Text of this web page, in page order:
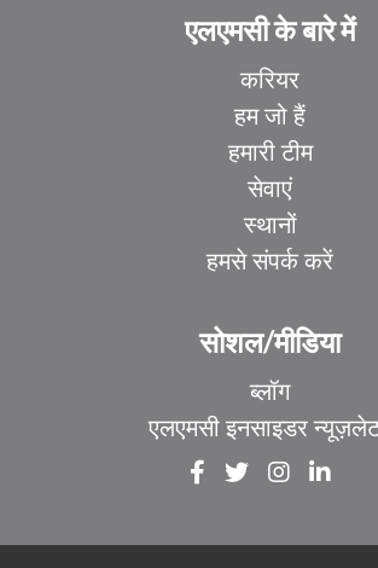
एलएमसी के बारे में
करियर
हम जो हैं
हमारी टीम
सेवाएं
स्थानों
हमसे संपर्क करें
सोशल/मीडिया
ब्लॉग
एलएमसी इनसाइडर